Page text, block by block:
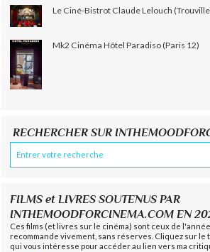
Le Ciné-Bistrot Claude Lelouch
Mk2 Cinéma Hôtel Paradiso (Paris 12)
RECHERCHER SUR
FILMS et LIVRES SOUTENUS PAR
INTHEMOODFORCINEMA.COM EN
Ces films (et livres sur le cinéma) sont ceux de
recommande vivement, sans réserves. Cliquez sur le
qui vous intéresse pour accéder au lien vers ma